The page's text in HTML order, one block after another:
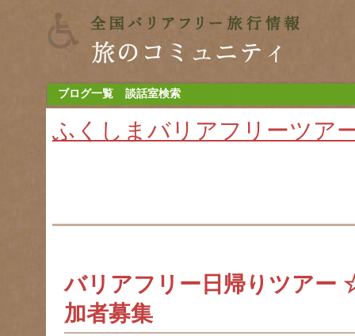
ブログ一覧 談話室検索
ふくしまバリアフリーツア
バリアフリー日帰りツアー
加者募集